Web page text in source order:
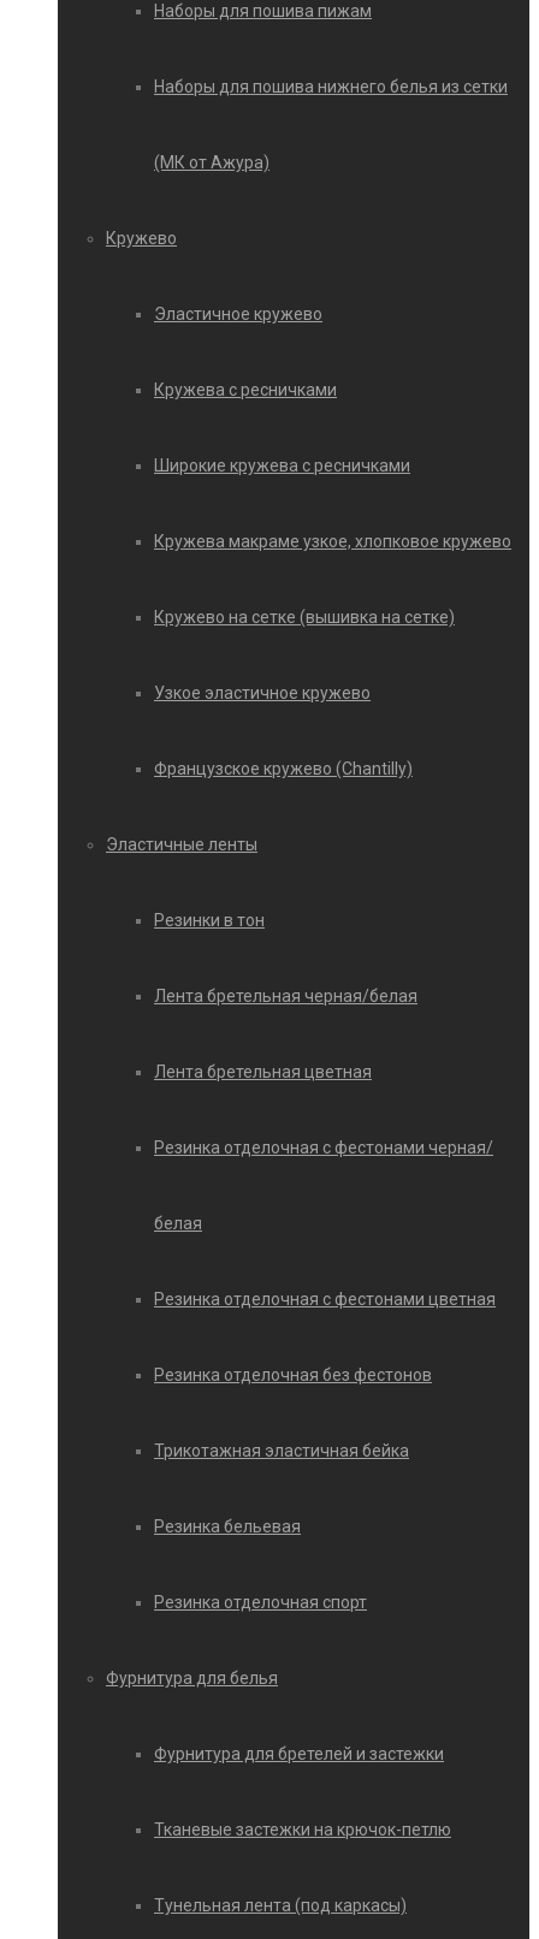
Наборы для пошива пижам
Наборы для пошива нижнего белья из сетки
(МК от Ажура)
Кружево
Эластичное кружево
Кружева с ресничками
Широкие кружева с ресничками
Кружева макраме узкое, хлопковое кружево
Кружево на сетке (вышивка на сетке)
Узкое эластичное кружево
Французское кружево (Chantilly)
Эластичные ленты
Резинки в тон
Лента бретельная черная/белая
Лента бретельная цветная
Резинка отделочная с фестонами черная/
белая
Резинка отделочная с фестонами цветная
Резинка отделочная без фестонов
Трикотажная эластичная бейка
Резинка бельевая
Резинка отделочная спорт
Фурнитура для белья
Фурнитура для бретелей и застежки
Тканевые застежки на крючок-петлю
Тунельная лента (под каркасы)